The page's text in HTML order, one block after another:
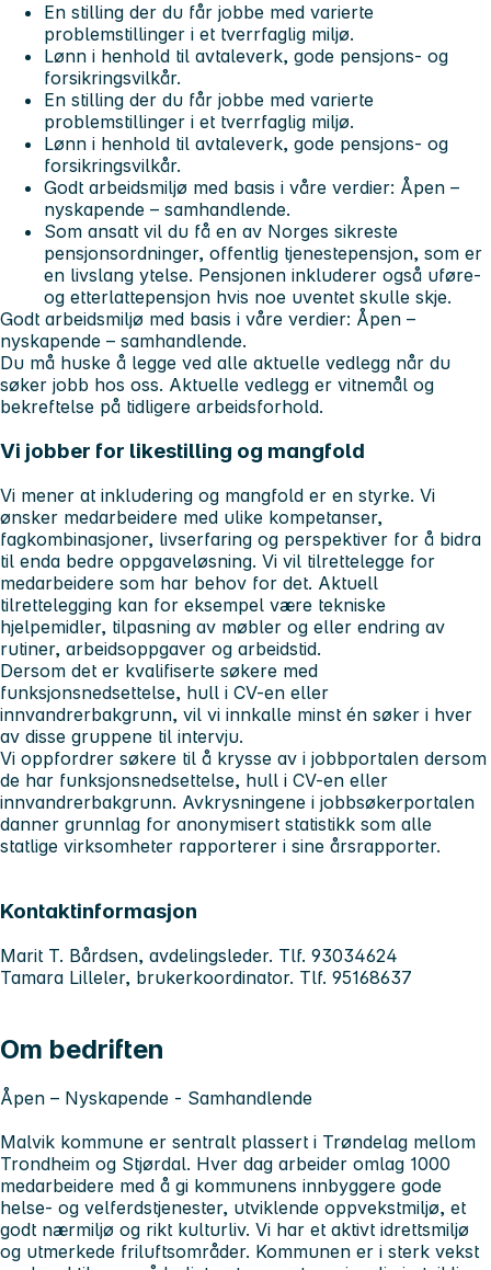
En stilling der du får jobbe med varierte
problemstillinger i et tverrfaglig miljø.
Lønn i henhold til avtaleverk, gode pensjons- og
forsikringsvilkår.
En stilling der du får jobbe med varierte
problemstillinger i et tverrfaglig miljø.
Lønn i henhold til avtaleverk, gode pensjons- og
forsikringsvilkår.
Godt arbeidsmiljø med basis i våre verdier: Åpen –
nyskapende – samhandlende.
Som ansatt vil du få en av Norges sikreste
pensjonsordninger, offentlig tjenestepensjon, som er
en livslang ytelse. Pensjonen inkluderer også uføre-
og etterlattepensjon hvis noe uventet skulle skje.
Godt arbeidsmiljø med basis i våre verdier: Åpen –
nyskapende – samhandlende.
Du må huske å legge ved alle aktuelle vedlegg når du
søker jobb hos oss. Aktuelle vedlegg er vitnemål og
bekreftelse på tidligere arbeidsforhold.
Vi jobber for likestilling og mangfold
Vi mener at inkludering og mangfold er en styrke. Vi
ønsker medarbeidere med ulike kompetanser,
fagkombinasjoner, livserfaring og perspektiver for å bidra
til enda bedre oppgaveløsning. Vi vil tilrettelegge for
medarbeidere som har behov for det. Aktuell
tilrettelegging kan for eksempel være tekniske
hjelpemidler, tilpasning av møbler og eller endring av
rutiner, arbeidsoppgaver og arbeidstid.
Dersom det er kvalifiserte søkere med
funksjonsnedsettelse, hull i CV-en eller
innvandrerbakgrunn, vil vi innkalle minst én søker i hver
av disse gruppene til intervju.
Vi oppfordrer søkere til å krysse av i jobbportalen dersom
de har funksjonsnedsettelse, hull i CV-en eller
innvandrerbakgrunn. Avkrysningene i jobbsøkerportalen
danner grunnlag for anonymisert statistikk som alle
statlige virksomheter rapporterer i sine årsrapporter.
Kontaktinformasjon
Marit T. Bårdsen, avdelingsleder. Tlf. 93034624
Tamara Lilleler, brukerkoordinator. Tlf. 95168637
Om bedriften
Åpen – Nyskapende - Samhandlende
Malvik kommune er sentralt plassert i Trøndelag mellom
Trondheim og Stjørdal. Hver dag arbeider omlag 1000
medarbeidere med å gi kommunens innbyggere gode
helse- og velferdstjenester, utviklende oppvekstmiljø, et
godt nærmiljø og rikt kulturliv. Vi har et aktivt idrettsmiljø
og utmerkede friluftsområder. Kommunen er i sterk vekst